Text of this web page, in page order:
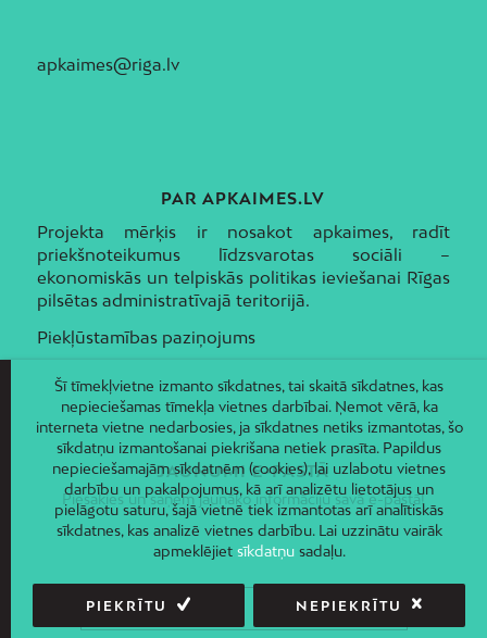
apkaimes@riga.lv
PAR APKAIMES.LV
Projekta mērķis ir nosakot apkaimes, radīt
priekšnoteikumus līdzsvarotas sociāli –
ekonomiskās un telpiskās politikas ieviešanai Rīgas
pilsētas administratīvajā teritorijā.
Piekļūstamības paziņojums
JAUNUMI E-PASTĀ
Piesakies un saņem jaunāko informāciju savā e-pastā!
Šī tīmekļvietne izmanto sīkdatnes, tai skaitā sīkdatnes, kas
nepieciešamas tīmekļa vietnes darbībai. Ņemot vērā, ka
interneta vietne nedarbosies, ja sīkdatnes netiks izmantotas, šo
sīkdatņu izmantošanai piekrišana netiek prasīta. Papildus
nepieciešamajām sīkdatnēm (cookies), lai uzlabotu vietnes
darbību un pakalpojumus, kā arī analizētu lietotājus un
pielāgotu saturu, šajā vietnē tiek izmantotas arī analītiskās
sīkdatnes, kas analizē vietnes darbību. Lai uzzinātu vairāk
apmeklējiet sīkdatņusadaļu.
PIEKRĪTU NEPIEKRĪTU